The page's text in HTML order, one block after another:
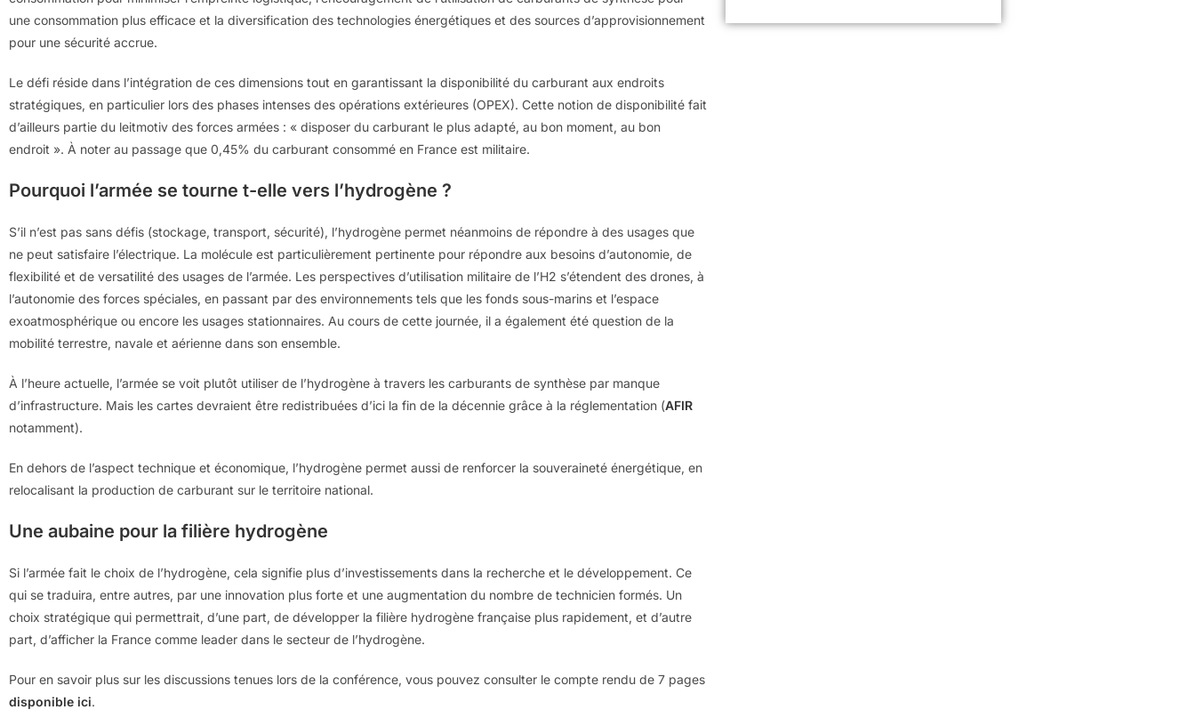
une consommation plus efficace et la diversification des technologies énergétiques et des sources d’approvisionnement
pour une sécurité accrue.
Le défi réside dans l’intégration de ces dimensions tout en garantissant la disponibilité du carburant aux endroits
stratégiques, en particulier lors des phases intenses des opérations extérieures (OPEX). Cette notion de disponibilité fait
d’ailleurs partie du leitmotiv des forces armées : « disposer du carburant le plus adapté, au bon moment, au bon
endroit ». À noter au passage que 0,45% du carburant consommé en France est militaire.
Pourquoi l’armée se tourne t-elle vers l’hydrogène ?
S’il n’est pas sans défis (stockage, transport, sécurité), l’hydrogène permet néanmoins de répondre à des usages que
ne peut satisfaire l’électrique. La molécule est particulièrement pertinente pour répondre aux besoins d’autonomie, de
flexibilité et de versatilité des usages de l’armée. Les perspectives d’utilisation militaire de l’H2 s’étendent des drones, à
l’autonomie des forces spéciales, en passant par des environnements tels que les fonds sous-marins et l’espace
exoatmosphérique ou encore les usages stationnaires. Au cours de cette journée, il a également été question de la
mobilité terrestre, navale et aérienne dans son ensemble.
À l’heure actuelle, l’armée se voit plutôt utiliser de l’hydrogène à travers les carburants de synthèse par manque
d’infrastructure. Mais les cartes devraient être redistribuées d’ici la fin de la décennie grâce à la réglementation (AFIR
notamment).
En dehors de l’aspect technique et économique, l’hydrogène permet aussi de renforcer la souveraineté énergétique, en
relocalisant la production de carburant sur le territoire national.
Une aubaine pour la filière hydrogène
Si l’armée fait le choix de l’hydrogène, cela signifie plus d’investissements dans la recherche et le développement. Ce
qui se traduira, entre autres, par une innovation plus forte et une augmentation du nombre de technicien formés. Un
choix stratégique qui permettrait, d’une part, de développer la filière hydrogène française plus rapidement, et d’autre
part, d’afficher la France comme leader dans le secteur de l’hydrogène.
Pour en savoir plus sur les discussions tenues lors de la conférence, vous pouvez consulter le compte rendu de 7 pages
disponible ici.